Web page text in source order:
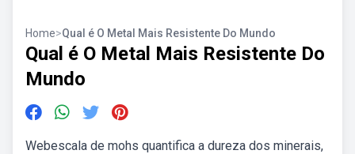
Home>Qual é O Metal Mais Resistente Do Mundo
Qual é O Metal Mais Resistente Do
Mundo
Webescala de mohs quantifica a dureza dos minerais,